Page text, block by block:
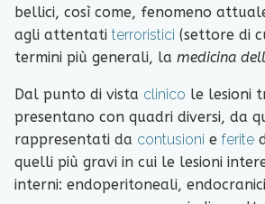
bellici, così come, fenomeno
agli attentati terroristici (settore di
termini più generali, la medicina
Dal punto di vista clinico le lesioni
presentano con quadri diversi, da
rappresentati da contusioni e ferite
quelli più gravi in cui le lesioni
interni: endoperitoneali,